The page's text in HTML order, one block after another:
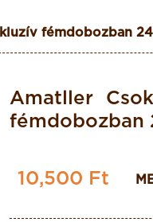
fémdobozban
Amatller
fémdobozban
10,500 Ft